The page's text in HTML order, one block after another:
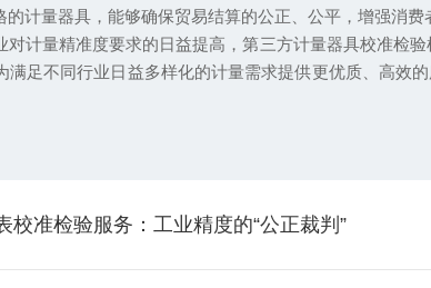
计量器具，能够确保贸易结算的公正、公平，增强消费
量精准度要求的日益提高，第三方计量器具校准检
满足不同行业日益多样化的计量需求提供更优质、高效
校准检验服务：工业精度的“公正裁判”